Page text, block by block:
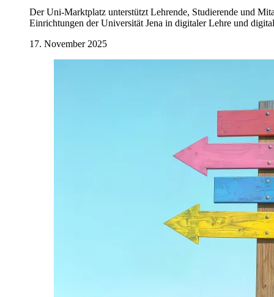
Der Uni-Marktplatz unterstützt Lehrende, Studierende und
Einrichtungen der Universität Jena in digitaler Lehre und
17. November 2025